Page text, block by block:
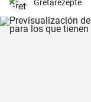
Gretarezepte